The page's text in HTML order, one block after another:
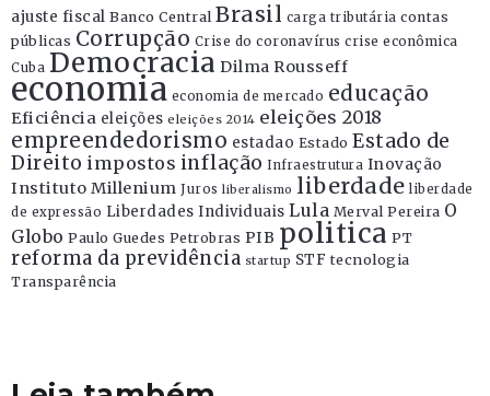
ajuste fiscal Banco Central Brasil carga tributária contas
públicas Corrupção Crise do coronavírus crise econômica
Cuba Democracia Dilma Rousseff
economia economia de mercado educação
Eficiência eleições eleições 2014 eleições 2018
empreendedorismo estadao Estado Estado de
Direito impostos inflação Infraestrutura Inovação
Instituto Millenium Juros liberalismo liberdade liberdade
de expressão Liberdades Individuais Lula Merval Pereira O
Globo Paulo Guedes Petrobras PIB politica PT
reforma da previdência startup STF tecnologia
Transparência